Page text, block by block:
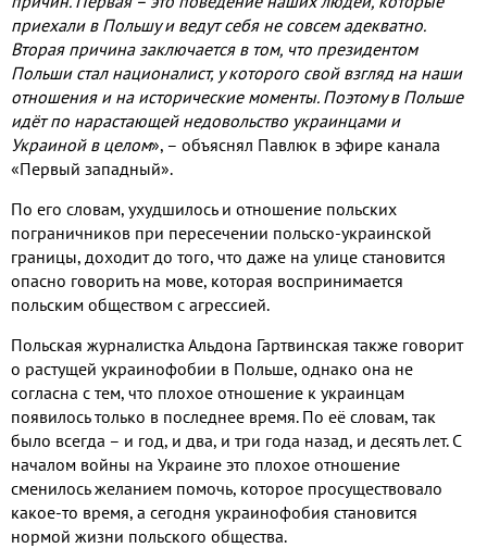
приехали в Польшу и ведут себя не совсем адекватно.
Вторая причина заключается в том, что президентом
Польши стал националист, у которого свой взгляд на наши
отношения и на исторические моменты. Поэтому в Польше
идёт по нарастающей недовольство украинцами и
Украиной в целом», – объяснял Павлюк в эфире канала
«Первый западный».
По его словам, ухудшилось и отношение польских
пограничников при пересечении польско-украинской
границы, доходит до того, что даже на улице становится
опасно говорить на мове, которая воспринимается
польским обществом с агрессией.
Польская журналистка Альдона Гартвинская также говорит
о растущей украинофобии в Польше, однако она не
согласна с тем, что плохое отношение к украинцам
появилось только в последнее время. По её словам, так
было всегда – и год, и два, и три года назад, и десять лет. С
началом войны на Украине это плохое отношение
сменилось желанием помочь, которое просуществовало
какое-то время, а сегодня украинофобия становится
нормой жизни польского общества.